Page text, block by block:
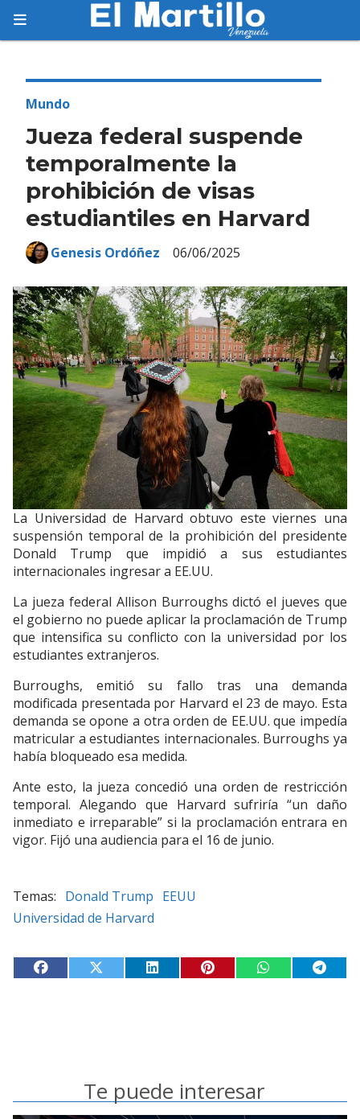
Jueza federal suspende
temporalmente la
prohibición de visas
estudiantiles en Harvard
Mundo
06/06/2025
Genesis Ordóñez
La Universidad de Harvard obtuvo este viernes una
suspensión temporal de la prohibición del presidente
Donald Trump que impidió a sus estudiantes
internacionales ingresar a EE.UU.
La jueza federal Allison Burroughs dictó el jueves que
el gobierno no puede aplicar la proclamación de Trump
que intensifica su conflicto con la universidad por los
estudiantes extranjeros.
Burroughs, emitió su fallo tras una demanda
modificada presentada por Harvard el 23 de mayo. Esta
demanda se opone a otra orden de EE.UU. que impedía
matricular a estudiantes internacionales. Burroughs ya
había bloqueado esa medida.
Ante esto, la jueza concedió una orden de restricción
temporal. Alegando que Harvard sufriría “un daño
inmediato e irreparable” si la proclamación entrara en
vigor. Fijó una audiencia para el 16 de junio.
Donald Trump EEUU
Universidad de Harvard
Te puede interesar
Suscríbete
Suscríbete a nuestro servicio gratuito de
información diaria en tu email.
Suscribirme